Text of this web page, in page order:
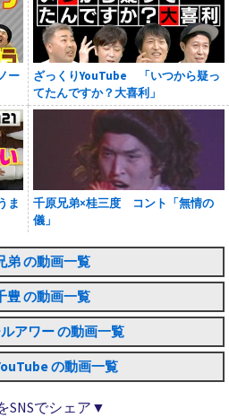
ー
ざっくりYouTube 「いつから疑っ
てたんですか？大喜利」
ま
千原兄弟×桂三度 コント「無情の
儀」
弟 の動画一覧
豊 の動画一覧
アワー の動画一覧
の動画一覧
SNSでシェア▼